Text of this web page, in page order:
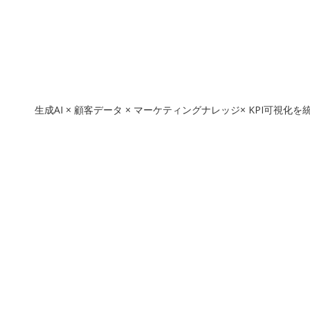
生成AI × 顧客データ × マーケティングナレッジ× KPI可視化を